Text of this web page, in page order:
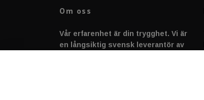
Om oss
Vår erfarenhet är din trygghet. Vi är
en långsiktig svensk leverantör av